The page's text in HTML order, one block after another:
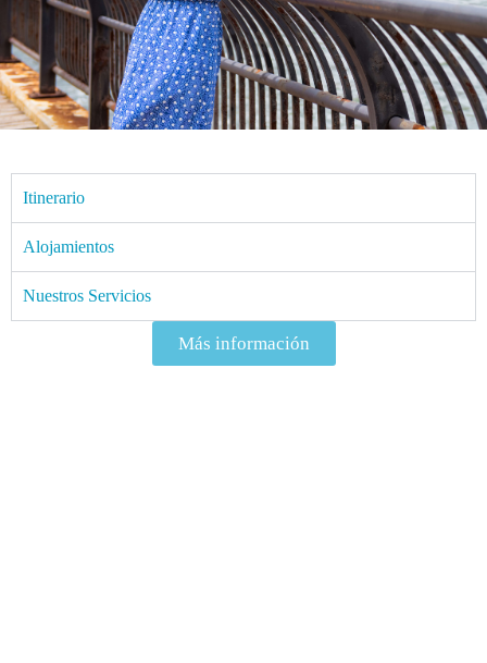
Itinerario
Alojamientos
Nuestros Servicios
Más información